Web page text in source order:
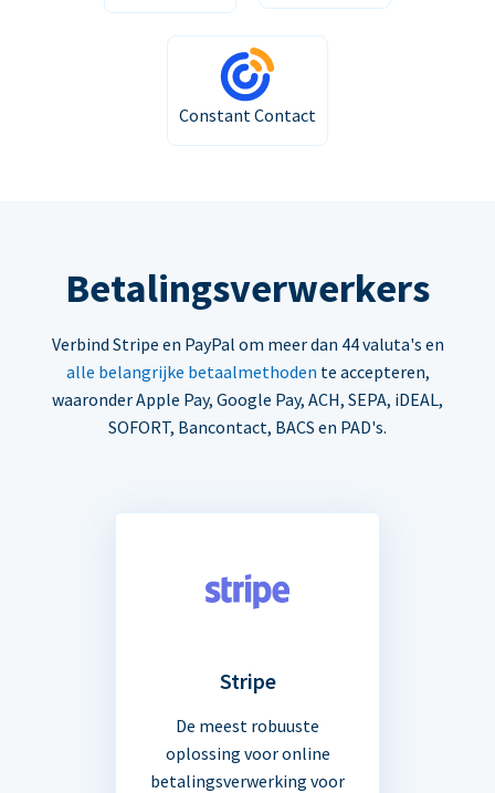
Constant Contact
Betalingsverwerkers
Verbind Stripe en PayPal om meer dan 44 valuta's en
alle belangrijke betaalmethoden te accepteren,
waaronder Apple Pay, Google Pay, ACH, SEPA, iDEAL,
SOFORT, Bancontact, BACS en PAD's.
Stripe
De meest robuuste
oplossing voor online
betalingsverwerking voor